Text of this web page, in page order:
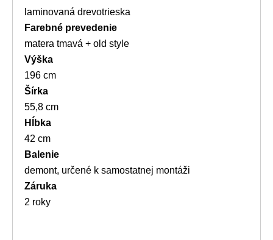
laminovaná drevotrieska
Farebné prevedenie
matera tmavá + old style
Výška
196 cm
Šírka
55,8 cm
Hĺbka
42 cm
Balenie
demont, určené k samostatnej montáži
Záruka
2 roky